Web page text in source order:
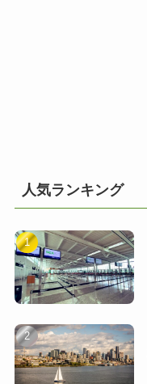
人気ランキング